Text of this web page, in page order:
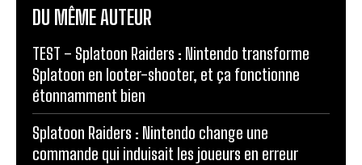
DU MÊME AUTEUR
TEST – Splatoon Raiders : Nintendo transforme
Splatoon en looter-shooter, et ça fonctionne
étonnamment bien
Splatoon Raiders : Nintendo change une
commande qui induisait les joueurs en erreur